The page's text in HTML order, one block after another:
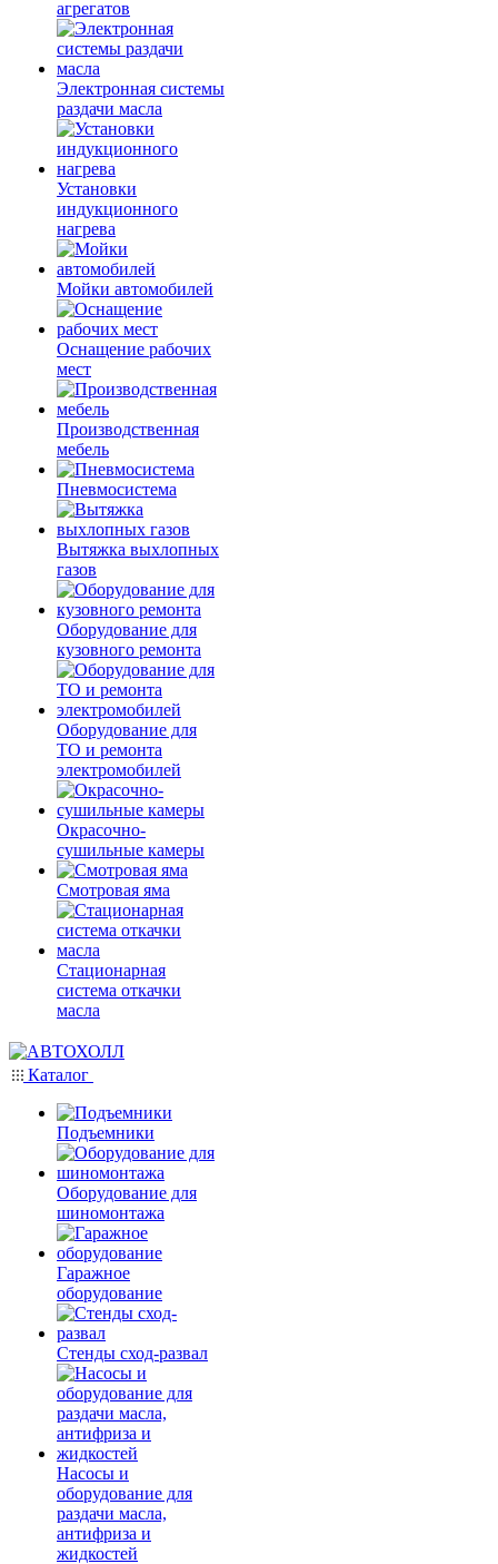
агрегатов
Электронная системы
раздачи масла
Установки
индукционного
нагрева
Мойки автомобилей
Оснащение рабочих
мест
Производственная
мебель
Пневмосистема
Вытяжка выхлопных
газов
Оборудование для
кузовного ремонта
Оборудование для
ТО и ремонта
электромобилей
Окрасочно-
сушильные камеры
Смотровая яма
Стационарная
система откачки
масла
Каталог
Подъемники
Оборудование для
шиномонтажа
Гаражное
оборудование
Стенды сход-развал
Насосы и
оборудование для
раздачи масла,
антифриза и
жидкостей